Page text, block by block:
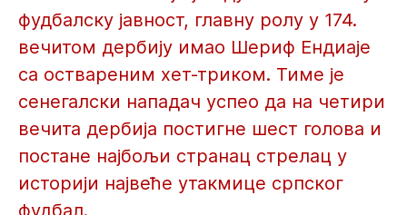
фудбалску јавност, главну ролу у 174.
вечитом дербију имао Шериф Ендиаје
са оствареним хет-триком. Тиме је
сенегалски нападач успео да на четири
вечита дербија постигне шест голова и
постане најбољи странац стрелац у
историји највеће утакмице српског
фудбал.